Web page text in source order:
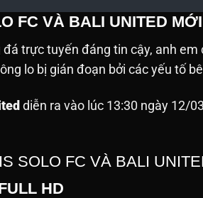
FC VÀ BALI UNITED
trực tuyến đáng tin cậy, anh em
lo bị gián đoạn bởi các yếu tố
diễn ra vào lúc 13:30 ngày 12/
SOLO FC VÀ BALI
HD